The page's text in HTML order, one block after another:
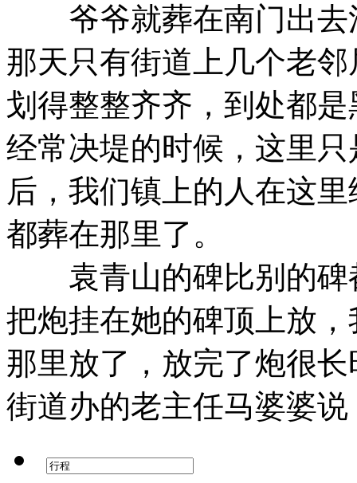
爷爷就葬在南门出去
那天只有街道上几个老
划得整整齐齐，到处都
经常决堤的时候，这里
后，我们镇上的人在这
都葬在那里了。
袁青山的碑比别的碑
把炮挂在她的碑顶上放
那里放了，放完了炮很
街道办的老主任马婆婆说